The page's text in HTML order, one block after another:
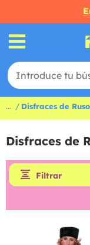
... Disfraces de
Disfraces de
Filtrar